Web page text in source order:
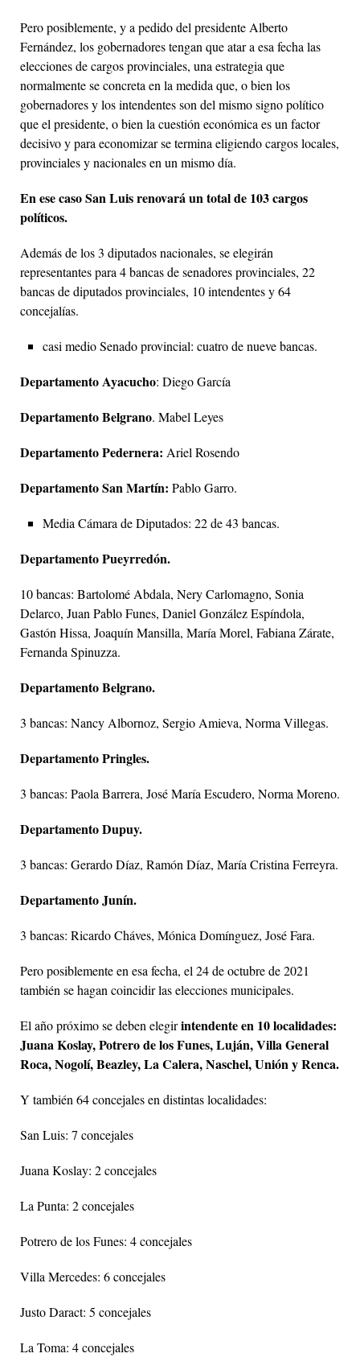
Pero posiblemente, y a pedido del presidente Alberto
Fernández, los gobernadores tengan que atar a esa fecha las
elecciones de cargos provinciales, una estrategia que
normalmente se concreta en la medida que, o bien los
gobernadores y los intendentes son del mismo signo político
que el presidente, o bien la cuestión económica es un factor
decisivo y para economizar se termina eligiendo cargos locales,
provinciales y nacionales en un mismo día.
En ese caso San Luis renovará un total de 103 cargos
políticos.
Además de los 3 diputados nacionales, se elegirán
representantes para 4 bancas de senadores provinciales, 22
bancas de diputados provinciales, 10 intendentes y 64
concejalías.
casi medio Senado provincial: cuatro de nueve bancas.
Departamento Ayacucho: Diego García
Departamento Belgrano. Mabel Leyes
Departamento Pedernera: Ariel Rosendo
Departamento San Martín: Pablo Garro.
Media Cámara de Diputados: 22 de 43 bancas.
Departamento Pueyrredón.
10 bancas: Bartolomé Abdala, Nery Carlomagno, Sonia
Delarco, Juan Pablo Funes, Daniel González Espíndola,
Gastón Hissa, Joaquín Mansilla, María Morel, Fabiana Zárate,
Fernanda Spinuzza.
Departamento Belgrano.
3 bancas: Nancy Albornoz, Sergio Amieva, Norma Villegas.
Departamento Pringles.
3 bancas: Paola Barrera, José María Escudero, Norma Moreno.
Departamento Dupuy.
3 bancas: Gerardo Díaz, Ramón Díaz, María Cristina Ferreyra.
Departamento Junín.
3 bancas: Ricardo Cháves, Mónica Domínguez, José Fara.
Pero posiblemente en esa fecha, el 24 de octubre de 2021
también se hagan coincidir las elecciones municipales.
El año próximo se deben elegirintendente en 10 localidades:
Juana Koslay, Potrero de los Funes, Luján, Villa General
Roca, Nogolí, Beazley, La Calera, Naschel, Unión y Renca.
Y también 64 concejales en distintas localidades:
San Luis: 7 concejales
Juana Koslay: 2 concejales
La Punta: 2 concejales
Potrero de los Funes: 4 concejales
Villa Mercedes: 6 concejales
Justo Daract: 5 concejales
La Toma: 4 concejales